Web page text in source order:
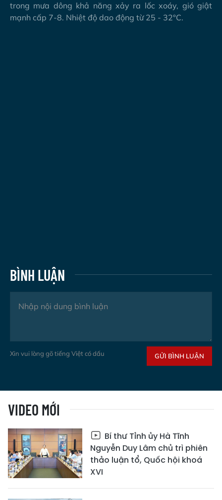
trong mưa dông khả năng xảy ra lốc xoáy, gió giật
mạnh cấp 7-8. Nhiệt độ dao động từ 25 - 32°C.
BÌNH LUẬN
Xin vui lòng gõ tiếng Việt có dấu GỬI BÌNH LUẬN
VIDEO MỚI
Bí thư Tỉnh ủy Hà Tĩnh
Nguyễn Duy Lâm chủ trì phiên
thảo luận tổ, Quốc hội khoá
XVI